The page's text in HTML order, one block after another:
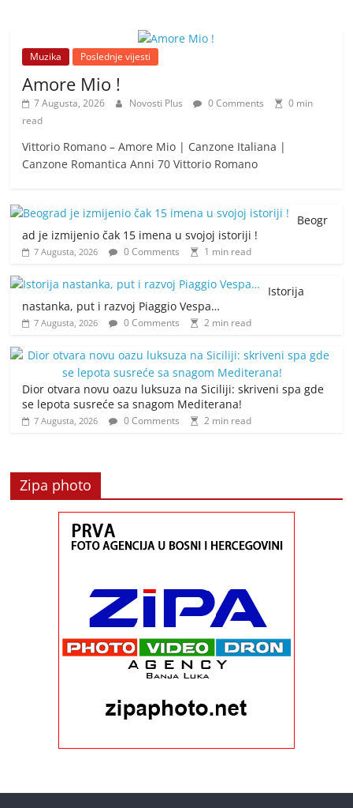
Muzika Poslednje vijesti
Amore Mio !
7 Augusta, 2026 Novosti Plus 0 Comments
0 min
read
Vittorio Romano – Amore Mio | Canzone Italiana |
Canzone Romantica Anni 70 Vittorio Romano
Beogr
ad je izmijenio čak 15 imena u svojoj istoriji !
7 Augusta, 2026 0 Comments 1 min read
Istorija
nastanka, put i razvoj Piaggio Vespa…
7 Augusta, 2026 0 Comments 2 min read
Dior otvara novu oazu luksuza na Siciliji: skriveni spa gde
se lepota susreće sa snagom Mediterana!
7 Augusta, 2026 0 Comments 2 min read
Zipa photo